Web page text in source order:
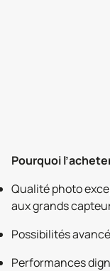
Pourquoi
Qualité photo
aux grands
Possibilités
Performances